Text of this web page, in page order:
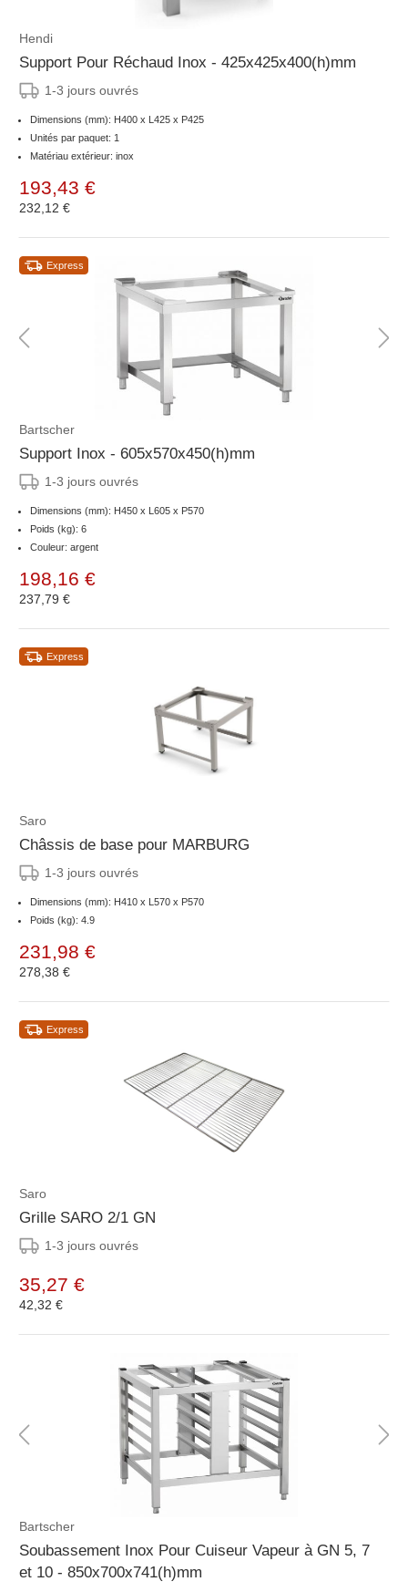
Hendi
Support Pour Réchaud Inox - 425x425x400(h)mm
1-3 jours ouvrés
Dimensions (mm): H400 x L425 x P425
Unités par paquet: 1
Matériau extérieur: inox
193,43 €
232,12 €
Express
Bartscher
Support Inox - 605x570x450(h)mm
1-3 jours ouvrés
Dimensions (mm): H450 x L605 x P570
Poids (kg): 6
Couleur: argent
198,16 €
237,79 €
Express
Saro
Châssis de base pour MARBURG
1-3 jours ouvrés
Dimensions (mm): H410 x L570 x P570
Poids (kg): 4.9
231,98 €
278,38 €
Express
Saro
Grille SARO 2/1 GN
1-3 jours ouvrés
35,27 €
42,32 €
Bartscher
Soubassement Inox Pour Cuiseur Vapeur à GN 5, 7
et 10 - 850x700x741(h)mm